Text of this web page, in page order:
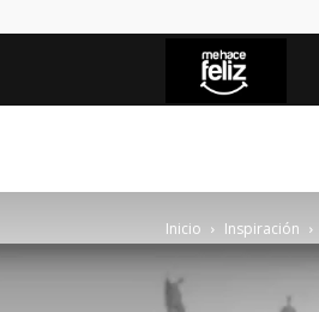
Inicio Inspiración